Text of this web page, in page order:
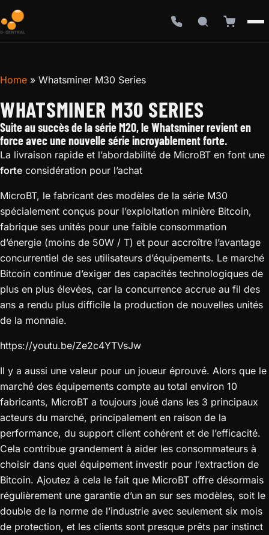
Home » Whatsminer M30 Series
WHATSMINER M30 SERIES
Suite au succès de la série M20, le Whatsminer revient en
force avec une nouvelle série incroyablement forte.
La livraison rapide et l’abordabilité de MicroBT en font une
forte considération pour l’achat
MicroBT, le fabricant des modèles de la série M30
spécialement conçus pour l’exploitation minière Bitcoin,
fabrique ses unités pour une faible consommation
d’énergie (moins de 50W / T) et pour accroître l’avantage
concurrentiel de ses utilisateurs d’équipements. Le marché
Bitcoin continue d’exiger des capacités technologiques de
plus en plus élevées, car la concurrence accrue au fil des
ans a rendu plus difficile la production de nouvelles unités
de la monnaie.
https://youtu.be/Ze2c4YTVsJw
Il y a aussi une valeur pour un joueur éprouvé. Alors que le
marché des équipements compte au total environ 10
fabricants, MicroBT a toujours joué dans les 3 principaux
acteurs du marché, principalement en raison de la
performance, du support client cohérent et de l’efficacité.
Cela contribue grandement à aider les consommateurs à
choisir dans quel équipement investir pour l’extraction de
Bitcoin. Ajoutez à cela le fait que MicroBT offre désormais
régulièrement une garantie d’un an sur ses modèles, soit le
double de la norme de l’industrie avec seulement six mois
de protection, et les clients sont presque prêts par instinct